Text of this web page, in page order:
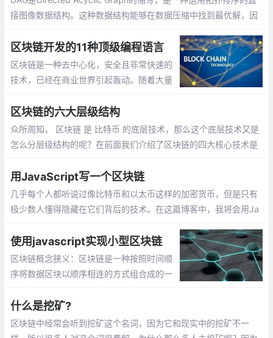
接图像数据结构。这种数据结构能够在数据压缩中找到最优解，因
区块链开发的11种顶级编程语言
区块链是一种去中心化，安全且非常快速的
技术，已经在商业世界引起轰动。随着大量
区块链开始走向世界。已经有一些公司试图
在其他人的基础上发展。
区块链的六大层级结构
众所周知， 区块链 是 比特币 的底层技术，那么这个底层技术又是
怎么分层级结构的呢？在前面我们介绍了区块链的四大核心技术是
来聊聊区块链结构的六个层级结构
用JavaScript写一个区块链
几乎每个人都听说过像比特币和以太币这样的加密货币，但是只有
极少数人懂得隐藏在它们背后的技术。在这篇博客中，我将会用Ja
作的
使用javascript实现小型区块链
区块链概念狭义：区块链是一种按照时间顺
序将数据区块以顺序相连的方式组合成的一
篡改和不可伪造的分布式账本。
什么是挖矿?
区块链中经常会听到挖矿这个名词，因为它和现实中的挖矿不一